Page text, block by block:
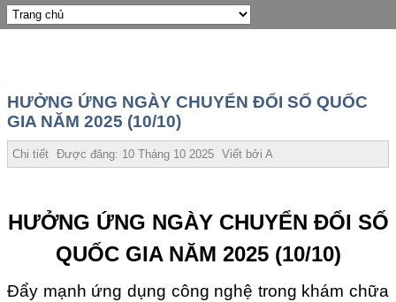
HƯỞNG ỨNG NGÀY CHUYỂN ĐỔI SỐ QUỐC
GIA NĂM 2025 (10/10)
Chi tiết Được đăng: 10 Tháng 10 2025 Viết bởi Admin_TP
HƯỞNG ỨNG NGÀY CHUYỂN ĐỔI SỐ
QUỐC GIA NĂM 2025 (10/10)
Đẩy mạnh ứng dụng công nghệ trong khám chữa